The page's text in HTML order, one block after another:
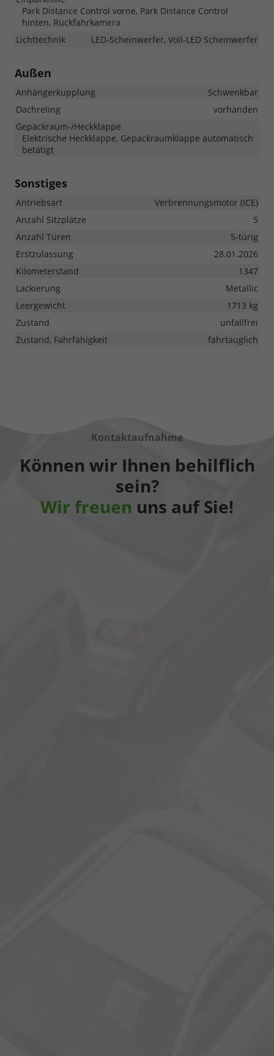
Park Distance Control vorne, Park Distance Control
hinten, Rückfahrkamera
Lichttechnik
LED-Scheinwerfer, Voll-LED Scheinwerfer
Außen
Anhängerkupplung
Schwenkbar
Dachreling
vorhanden
Gepäckraum-/Heckklappe
Elektrische Heckklappe, Gepäckraumklappe automatisch
betätigt
Sonstiges
Antriebsart
Verbrennungsmotor (ICE)
Anzahl Sitzplätze
5
Anzahl Türen
5-türig
Erstzulassung
28.01.2026
Kilometerstand
1347
Lackierung
Metallic
Leergewicht
1713 kg
Zustand
unfallfrei
Zustand, Fahrfähigkeit
fahrtauglich
Kontaktaufnahme
Können wir Ihnen behilflich
sein?
Wir freuen uns auf Sie!